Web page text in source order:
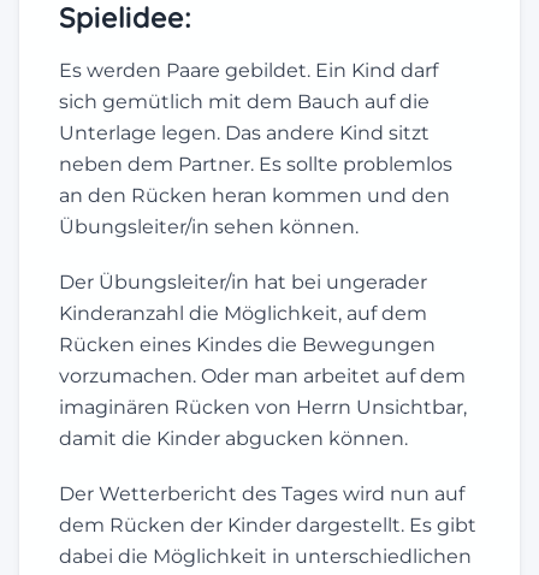
Spielidee:
Es werden Paare gebildet. Ein Kind darf
sich gemütlich mit dem Bauch auf die
Unterlage legen. Das andere Kind sitzt
neben dem Partner. Es sollte problemlos
an den Rücken heran kommen und den
Übungsleiter/in sehen können.
Der Übungsleiter/in hat bei ungerader
Kinderanzahl die Möglichkeit, auf dem
Rücken eines Kindes die Bewegungen
vorzumachen. Oder man arbeitet auf dem
imaginären Rücken von Herrn Unsichtbar,
damit die Kinder abgucken können.
Der Wetterbericht des Tages wird nun auf
dem Rücken der Kinder dargestellt. Es gibt
dabei die Möglichkeit in unterschiedlichen